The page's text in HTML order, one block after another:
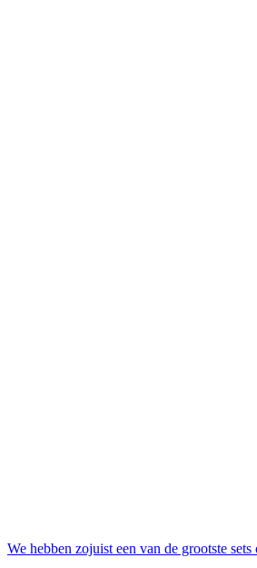
We hebben zojuist een van de grootste sets